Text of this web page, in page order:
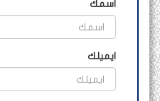
اسمك
ايميلك